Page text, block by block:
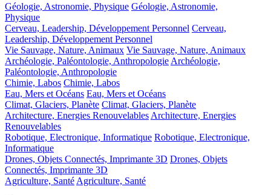
Géologie, Astronomie, Physique Géologie, Astronomie,
Physique
Cerveau, Leadership, Développement Personnel Cerveau,
Leadership, Développement Personnel
Vie Sauvage, Nature, Animaux Vie Sauvage, Nature, Animaux
Archéologie, Paléontologie, Anthropologie Archéologie,
Paléontologie, Anthropologie
Chimie, Labos Chimie, Labos
Eau, Mers et Océans Eau, Mers et Océans
Climat, Glaciers, Planète Climat, Glaciers, Planète
Architecture, Energies Renouvelables Architecture, Energies
Renouvelables
Robotique, Electronique, Informatique Robotique, Electronique,
Informatique
Drones, Objets Connectés, Imprimante 3D Drones, Objets
Connectés, Imprimante 3D
Agriculture, Santé Agriculture, Santé